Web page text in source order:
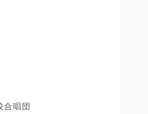
合唱団